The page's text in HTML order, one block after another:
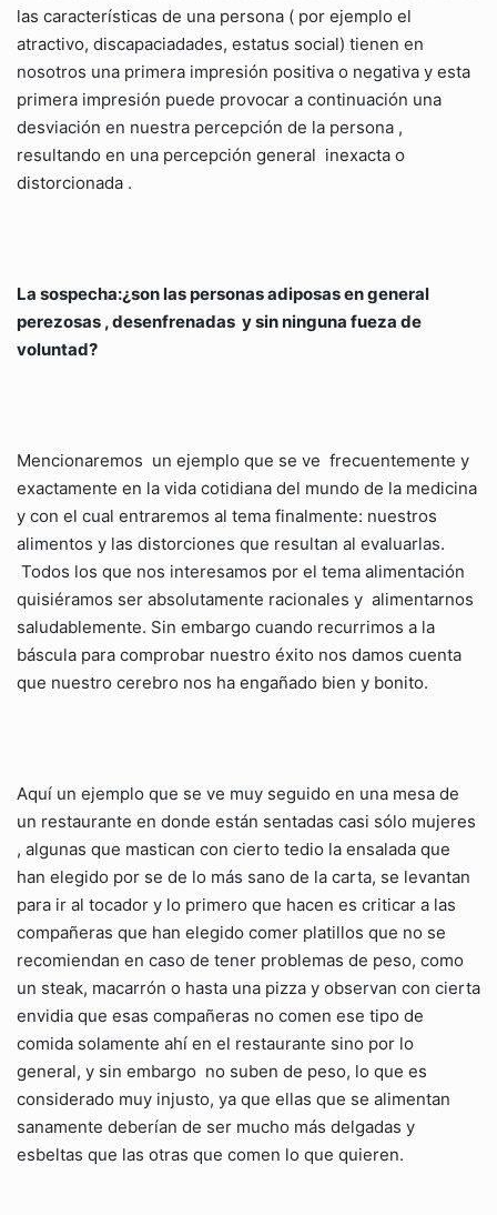
las características de una persona ( por ejemplo el
atractivo, discapaciadades, estatus social) tienen en
nosotros una primera impresión positiva o negativa y esta
primera impresión puede provocar a continuación una
desviación en nuestra percepción de la persona ,
resultando en una percepción general inexacta o
distorcionada .
La sospecha:¿son las personas adiposas en general
perezosas , desenfrenadas y sin ninguna fueza de
voluntad?
Mencionaremos un ejemplo que se ve frecuentemente y
exactamente en la vida cotidiana del mundo de la medicina
y con el cual entraremos al tema finalmente: nuestros
alimentos y las distorciones que resultan al evaluarlas.
Todos los que nos interesamos por el tema alimentación
quisiéramos ser absolutamente racionales y alimentarnos
saludablemente. Sin embargo cuando recurrimos a la
báscula para comprobar nuestro éxito nos damos cuenta
que nuestro cerebro nos ha engañado bien y bonito.
Aquí un ejemplo que se ve muy seguido en una mesa de
un restaurante en donde están sentadas casi sólo mujeres
, algunas que mastican con cierto tedio la ensalada que
han elegido por se de lo más sano de la carta, se levantan
para ir al tocador y lo primero que hacen es criticar a las
compañeras que han elegido comer platillos que no se
recomiendan en caso de tener problemas de peso, como
un steak, macarrón o hasta una pizza y observan con cierta
envidia que esas compañeras no comen ese tipo de
comida solamente ahí en el restaurante sino por lo
general, y sin embargo no suben de peso, lo que es
considerado muy injusto, ya que ellas que se alimentan
sanamente deberían de ser mucho más delgadas y
esbeltas que las otras que comen lo que quieren.